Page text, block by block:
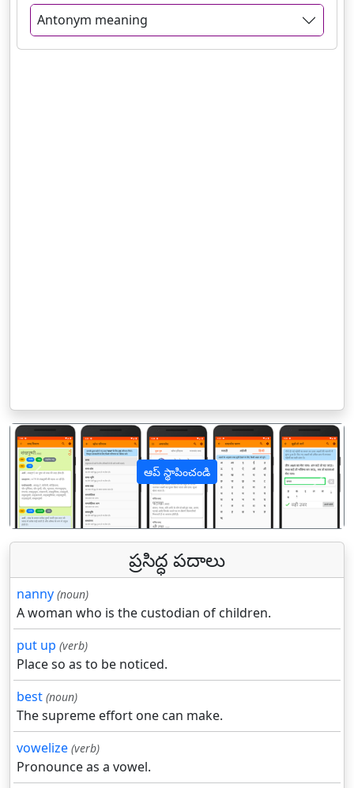
Antonym meaning
ఆప్ స్థాపించండి
पिछला
ప్రసిద్ధ పదాలు
nanny (noun)
A woman who is the custodian of children.
put up (verb)
Place so as to be noticed.
best (noun)
The supreme effort one can make.
vowelize (verb)
Pronounce as a vowel.